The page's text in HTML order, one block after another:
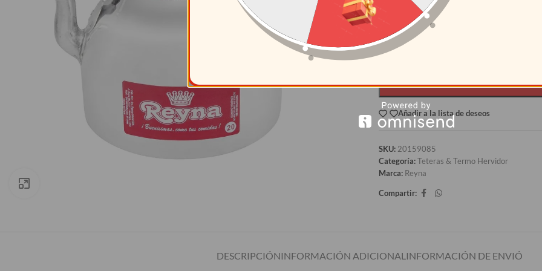
Añadir a la lista de deseos
SKU: 20159085
Categoría:Teteras & Termo Hervidor
Marca: Reyna
Compartir:
DESCRIPCIÓNINFORMACIÓN ADICIONAL INFORMACIÓN DE ENVIÓ